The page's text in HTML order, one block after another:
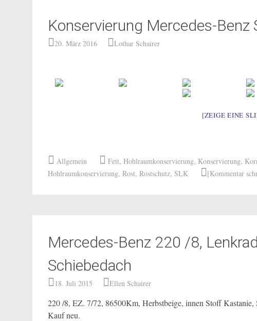
Konservierung Mercedes-Benz
20. März 2016 Lothar Schairer
[ZEIGE EINE
Allgemein Fett, Hohlraumkonservierung, Konservierung,
Hohlraumkonservierung, Rost, Rostschutz, SLK [Kommentar
Mercedes-Benz 220 /8,
Schiebedach
18. Juli 2015 Ellen Schairer
220 /8, EZ. 7/72, 86500Km, Herbstbeige, innen Stoff
Kauf neu.